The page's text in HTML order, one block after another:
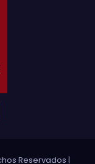
Reservados |